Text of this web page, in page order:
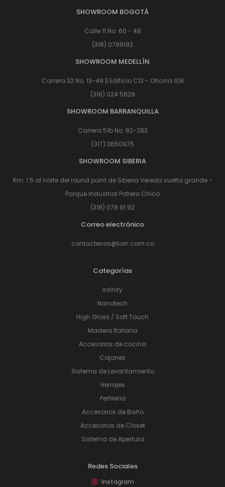
SHOWROOM BOGOTÁ
Calle 11 No. 60 - 48
(318) 0789192
SHOWROOM MEDELLÍN
Carrera 32 No. 13-49 || Edificio C13 - Oficina 108
(316) 024 5829
SHOWROOM BARRANQUILLA
Carrera 51b No. 82-283
(317) 3650975
SHOWROOM SIBERIA
Km. 1.5 al norte del round point de Siberia Vereda vuelta grande -
Parque Industrial Potrero Chico
(318) 078 91 92
Correo electrónico
contactenos@toin.com.co
Categorías
Infinity
Nanotech
High Gloss / Soft Touch
Madera Italiana
Accesorios de cocina
Cajones
Sistema de Levantamiento
Herrajes
Perfilería
Accesorios de Baño
Accesorios de Closet
Sistema de Apertura
Redes Sociales
Instagram